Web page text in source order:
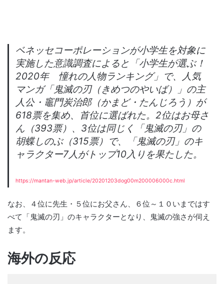
ベネッセコーポレーションが小学生を対象に
実施した意識調査によると「小学生が選ぶ！
2020年 憧れの人物ランキング」で、人気
マンガ「鬼滅の刃（きめつのやいば）」の主
人公・竈門炭治郎（かまど・たんじろう）が
618票を集め、首位に選ばれた。2位はお母さ
ん（393票）、3位は同じく「鬼滅の刃」の
胡蝶しのぶ（315票）で、「鬼滅の刃」のキ
ャラクター7人がトップ10入りを果たした。
https://mantan-web.jp/article/20201203dog00m200006000c.html
なお、４位に先生・５位にお父さん、６位～１０いまではす
べて「鬼滅の刃」のキャラクターとなり、鬼滅の強さが伺え
ます。
海外の反応